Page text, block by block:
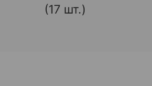
(17 шт.)